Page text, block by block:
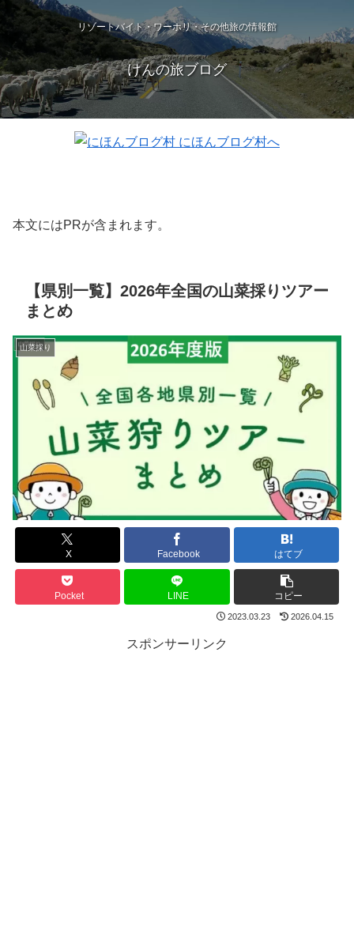
リゾートバイト・ワーホリ・その他旅の情報館
けんの旅ブログ
本文にはPRが含まれます。
【県別一覧】2026年全国の山菜採りツアー
まとめ
山菜採り
X Facebook はてブ
Pocket LINE コピー
2023.03.23 2026.04.15
スポンサーリンク